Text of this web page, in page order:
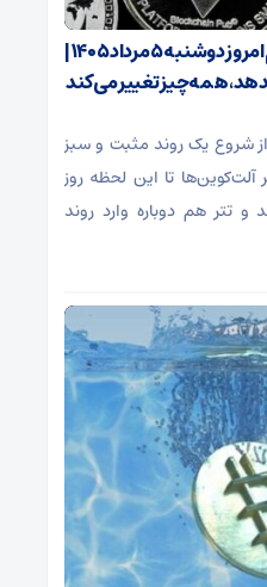
قیمت تتر، بیت‌کوین و اتریوم امروز دوشنبه ۵ مرداد ۱۴۰۵ |
همه‌چیز تغییر می‌کند
از شروع یک روند مثبت و سبز
آلت‌کوین‌ها تا این لحظه روز
تتر هم دوباره وارد روند